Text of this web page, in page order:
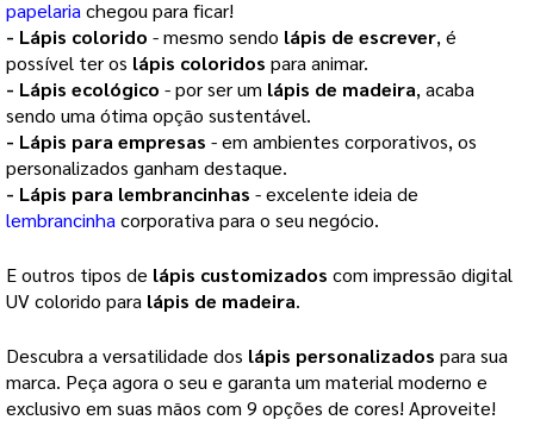
papelaria chegou para ficar!
- Lápis colorido - mesmo sendo lápis de escrever, é
possível ter os lápis coloridos para animar.
- Lápis ecológico - por ser um lápis de madeira, acaba
sendo uma ótima opção sustentável.
- Lápis para empresas - em ambientes corporativos, os
personalizados ganham destaque.
- Lápis para lembrancinhas
lembrancinha corporativa para o seu negócio.
E outros tipos de lápis customizados com impressão digital
UV colorido para lápis de madeira.
Descubra a versatilidade dos lápis personalizados para sua
marca. Peça agora o seu e garanta um material moderno e
exclusivo em suas mãos com 9 opções de cores! Aproveite!